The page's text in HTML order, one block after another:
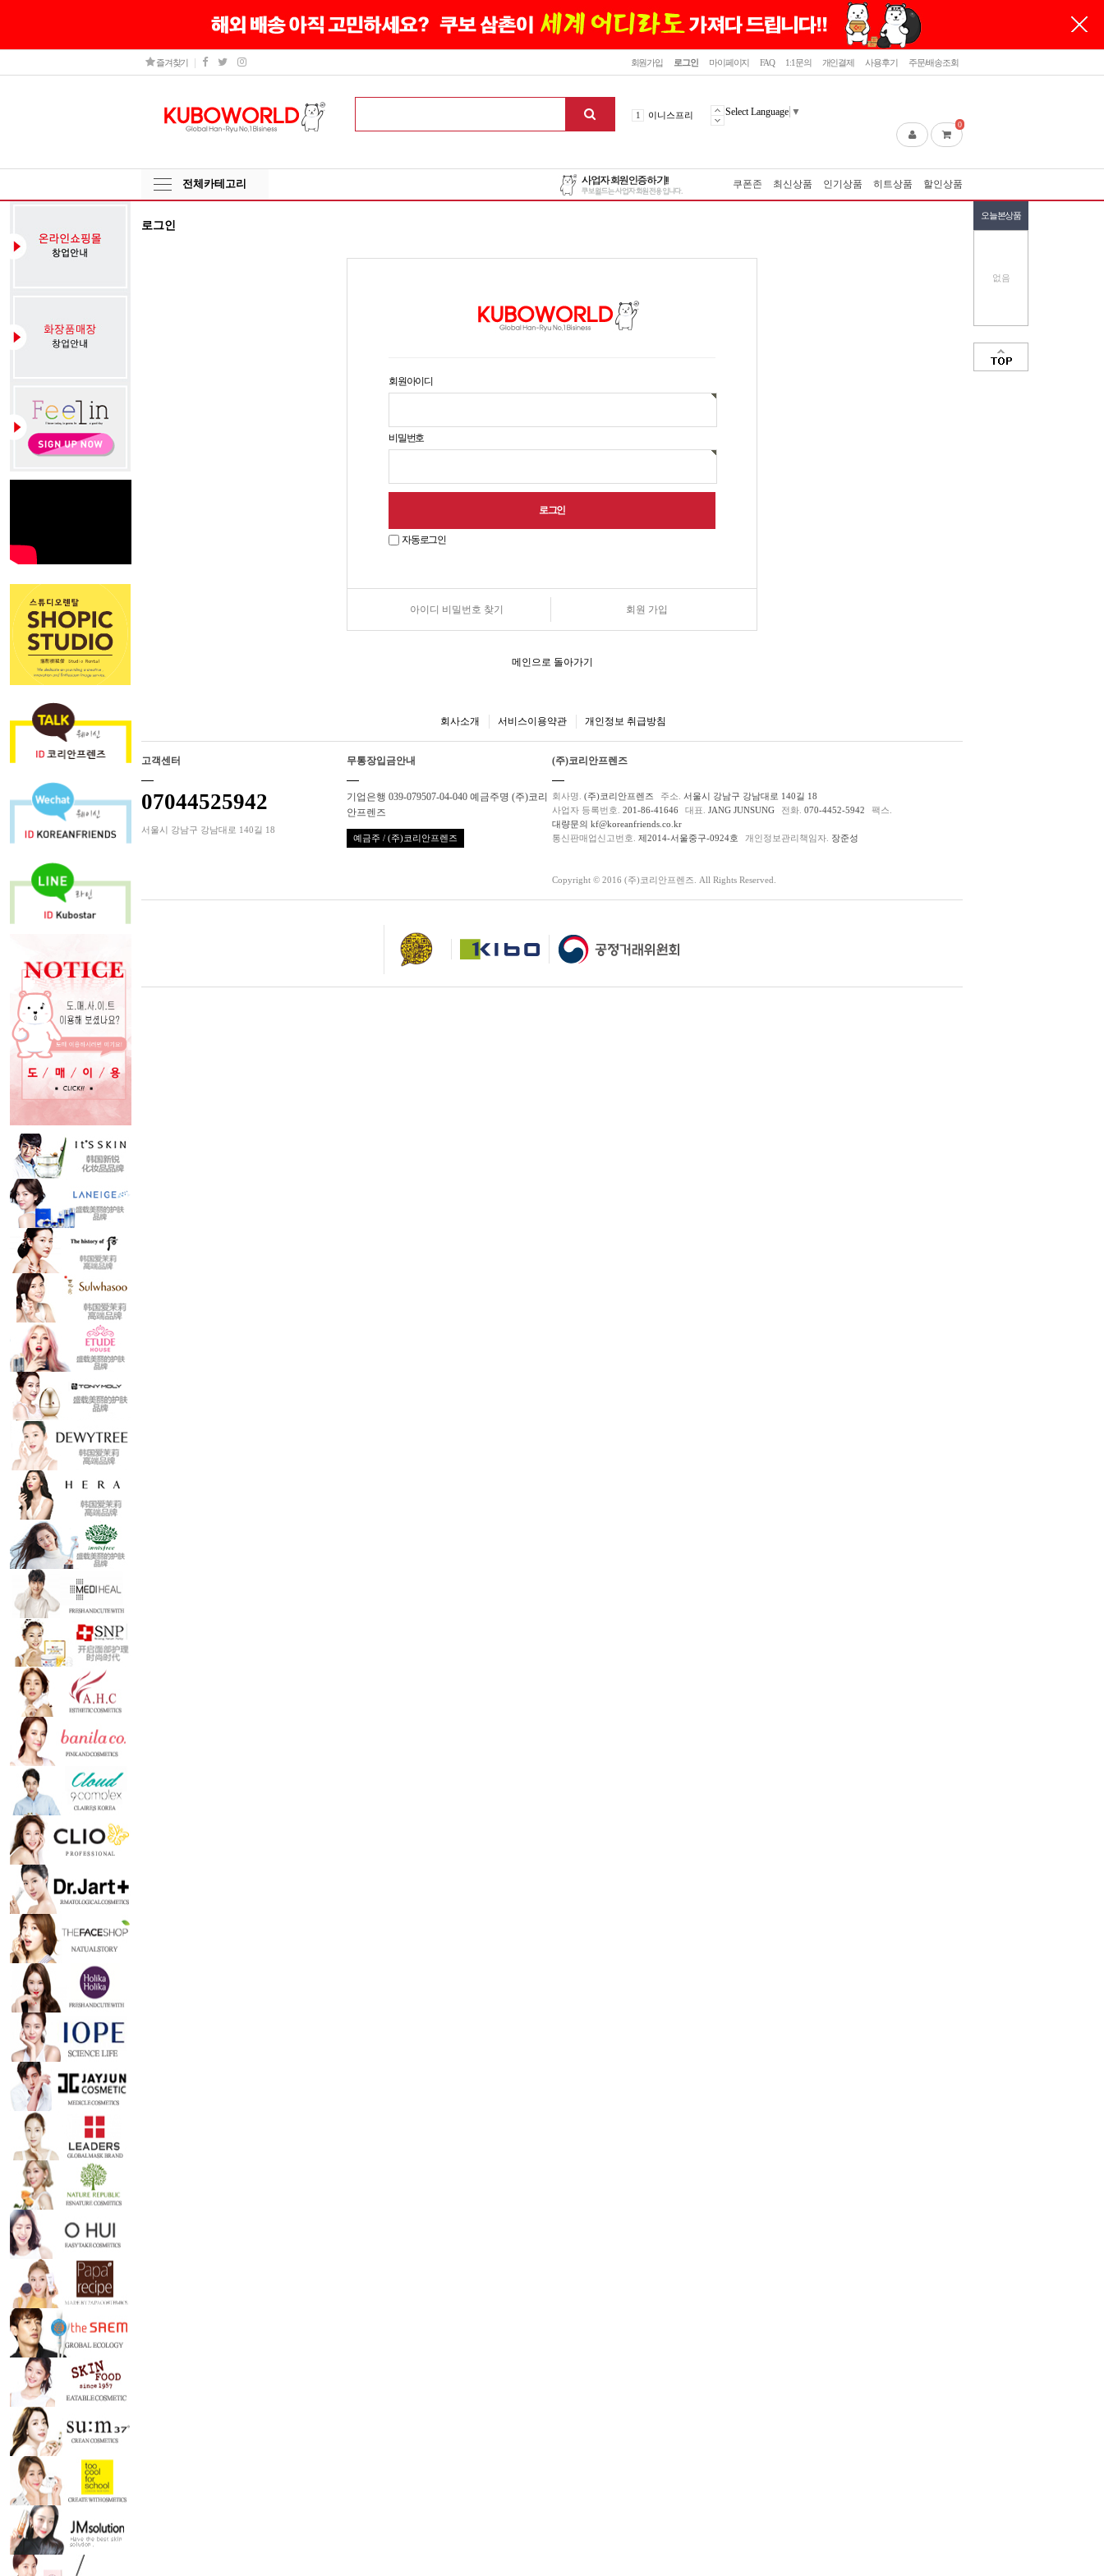
닫기
회원가입 로그인 마이페이지 FAQ 1:1문의 개인결제 사용후기 주문/배송조회
즐겨찾기
1
4 메디힐
5 라네즈
1
Select Language ▼
0
전체카테고리 쿠폰존 최신상품 인기상품 히트상품 할인상품
로그인
오늘본상품
없음
회원아이디
비밀번호
자동로그인
로
아이디 비밀번호 찾기 회원 가입
메인으로 돌아가기
회사소개 서비스이용약관 개인정보 취급방침
고객센터
07044525942
서울시 강남구 강남대로 140길 18
무통장입금안내
기업은행 039-079507-04-040 예금주명 (주)코리
안프렌즈
예금주 / (주)코리안프렌즈
(주)코리안프렌즈
회사명. (주)코리안프렌즈 주소. 서울시 강남구 강남대로 140길 18
사업자 등록번호. 201-86-41646 대표. JANG JUNSUNG 전화. 070-4452-5942
팩스.
대량문의 kf@koreanfriends.co.kr
통신판매업신고번호. 제2014-서울중구-0924호 개인정보관리책임자. 장준성
Copyright © 2016 (주)코리안프렌즈. All Rights Reserved.